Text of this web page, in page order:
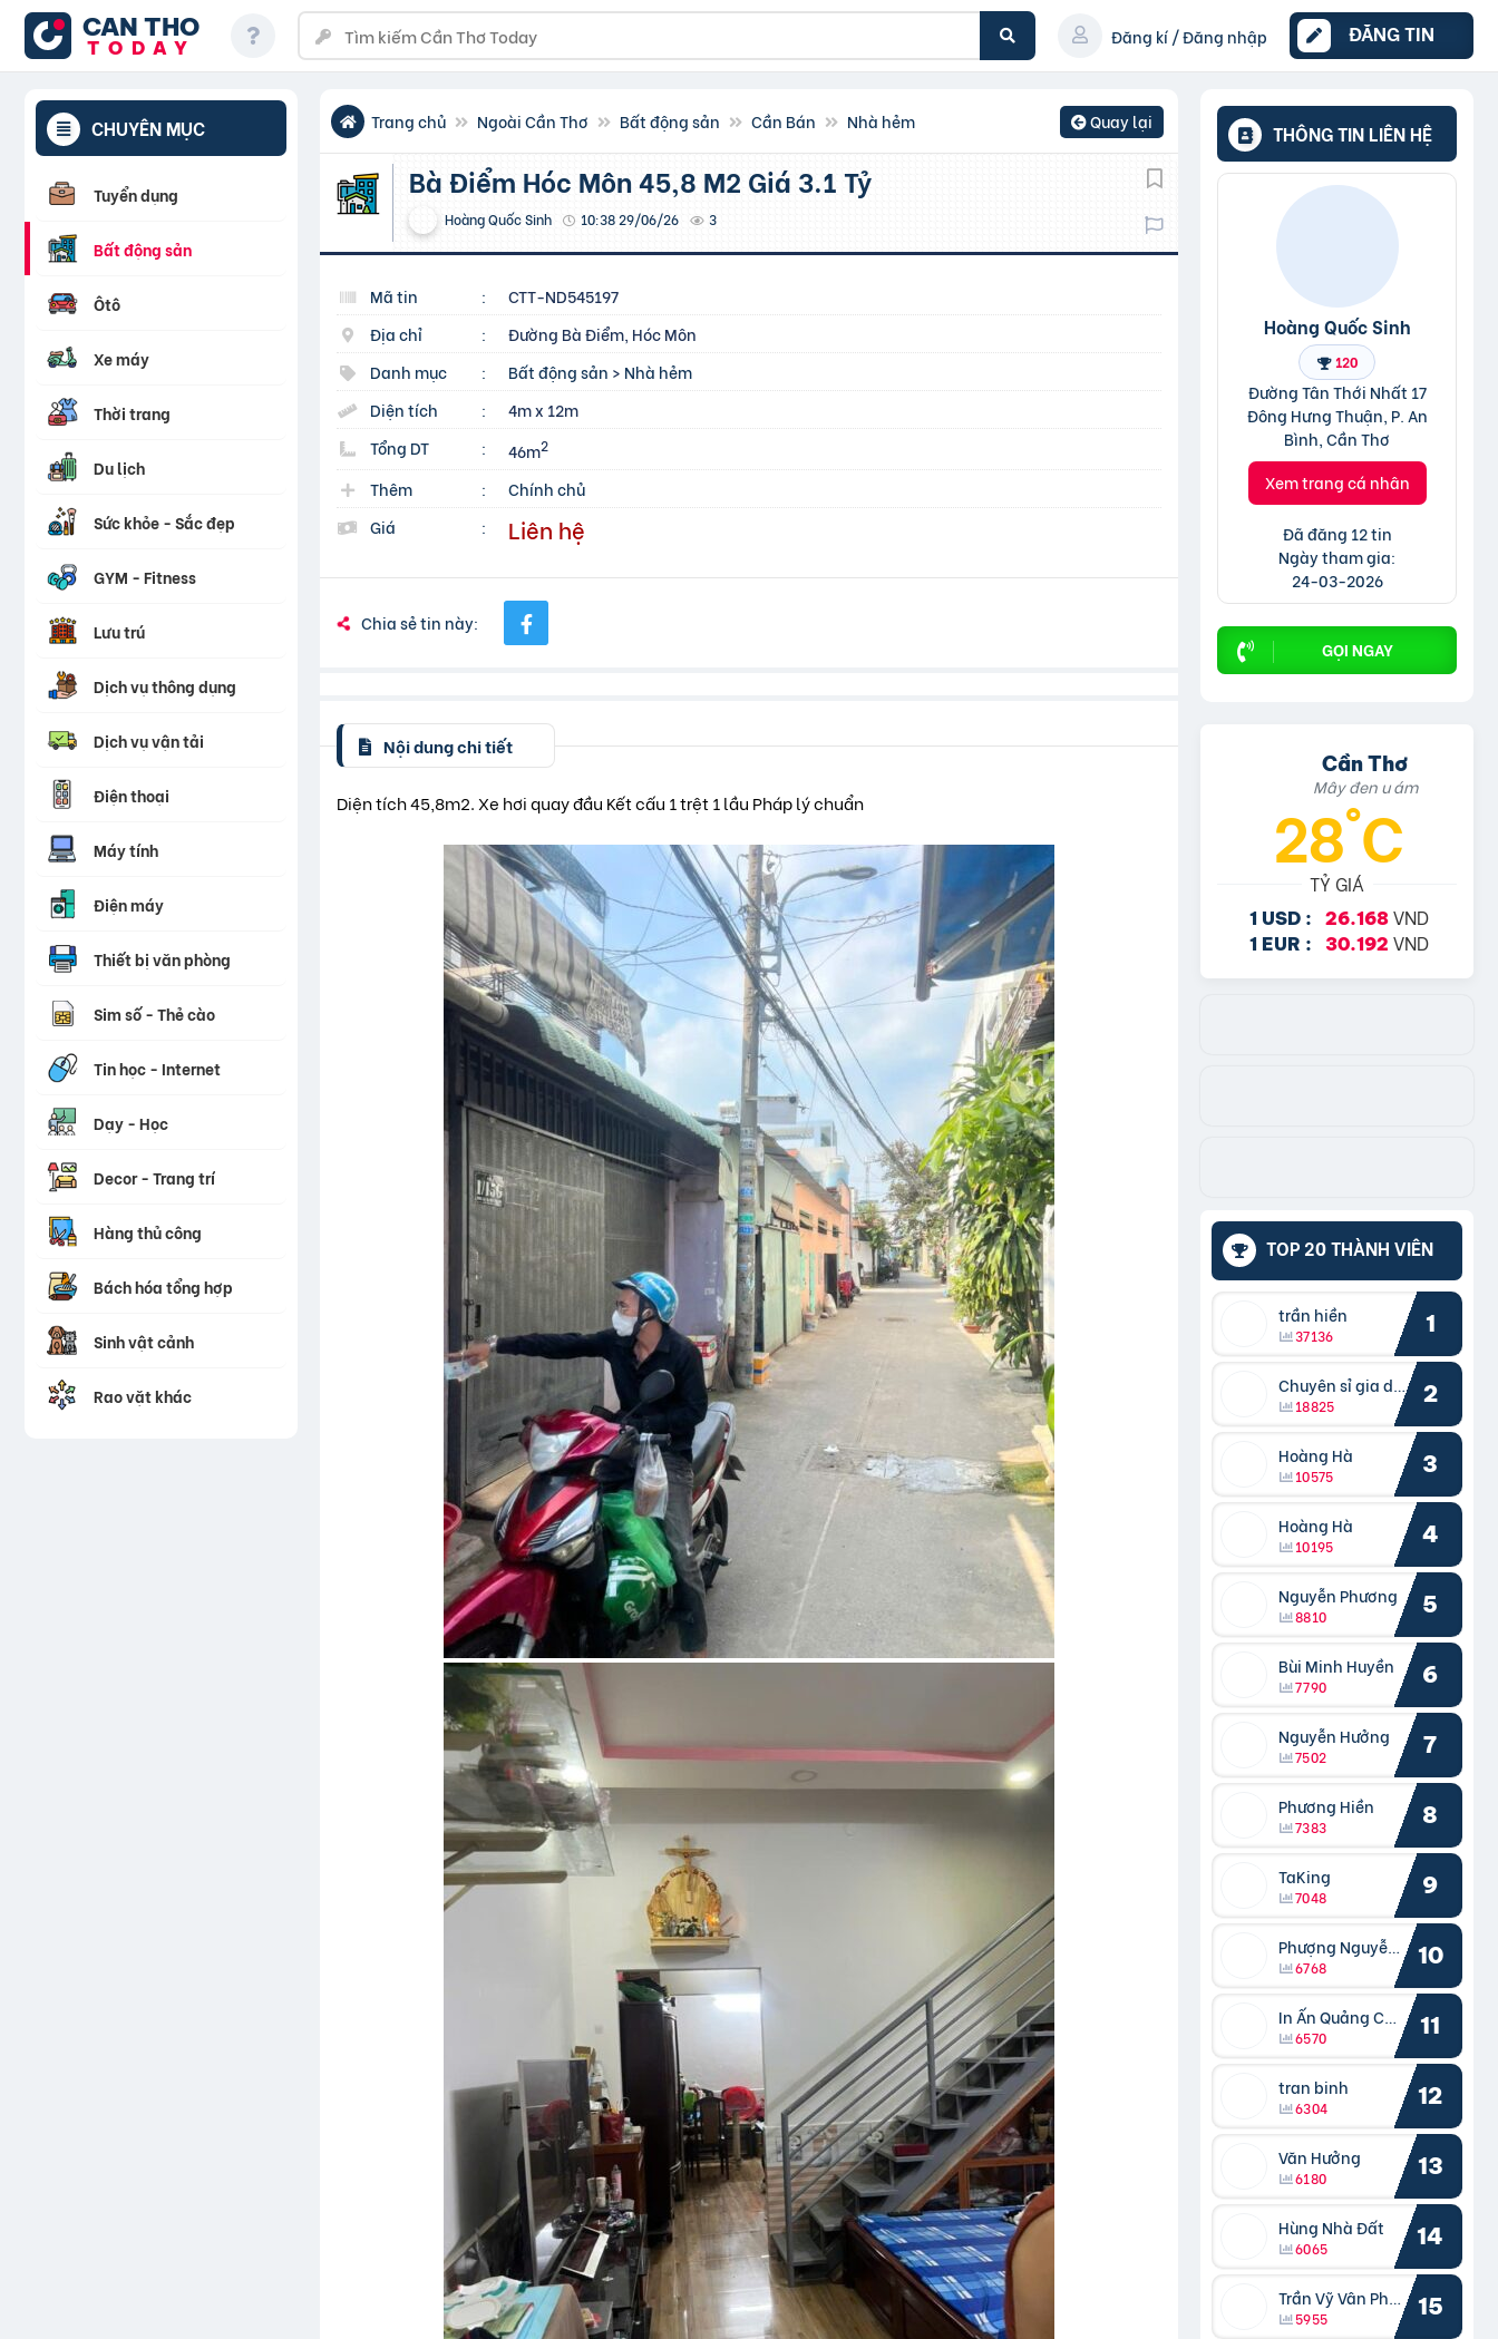
CAN THO
TODAY
Đăng kí / Đăng nhập ĐĂNG TIN
CHUYÊN MỤC
Tuyển dụng
Bất động sản
Ôtô
Xe máy
Thời trang
Du lịch
Sức khỏe - Sắc đẹp
GYM - Fitness
Lưu trú
Dịch vụ thông dụng
Dịch vụ vận tải
Điện thoại
Máy tính
Điện máy
Thiết bị văn phòng
Sim số - Thẻ cào
Tin học - Internet
Dạy - Học
Decor - Trang trí
Hàng thủ công
Bách hóa tổng hợp
Sinh vật cảnh
Rao vặt khác
Trang chủ Ngoài Cần Thơ Bất động sản Cần Bán Nhà hẻm Quay lại
Bà Điểm Hóc Môn 45,8 M2 Giá 3.1 Tỷ
Hoàng Quốc Sinh 10:38 29/06/26 3
Mã tin :
CTT-ND545197
Địa chỉ
:
Đường Bà Điểm, Hóc Môn
Danh mục
: Bất động sản > Nhà hẻm
Diện tích
:
4m x 12m
Tổng DT
: 46m2
Thêm :
Chính chủ
Giá
: Liên hệ
Chia sẻ tin này:
Nội dung chi tiết
Diện tích 45,8m2. Xe hơi quay đầu Kết cấu 1 trệt 1 lầu Pháp lý chuẩn
THÔNG TIN LIÊN HỆ
Hoàng Quốc Sinh
120
Đường Tân Thới Nhất 17
Đông Hưng Thuận, P. An
Bình, Cần Thơ
Xem trang cá nhân
Đã đăng 12 tin
Ngày tham gia:
24-03-2026
GỌI NGAY
Cần Thơ
Mây đen u ám
28°C
TỶ GIÁ
1 USD : 26.168 VND
1 EUR : 30.192 VND
TOP 20 THÀNH VIÊN
trần hiền
37136 1
Chuyên sỉ gia dụng
18825 2
Hoàng Hà
10575 3
Hoàng Hà
10195 4
Nguyễn Phương
8810 5
Bùi Minh Huyền
7790 6
Nguyễn Hưởng
7502 7
Phương Hiền
7383 8
TaKing
7048 9
Phượng Nguyễn Phượng
6768 10
In Ấn Quảng Cáo Cần Thơ
6570 11
tran binh
6304 12
Văn Hưởng
6180 13
Hùng Nhà Đất
6065 14
Trần Vỹ Vân Phong
5955 15